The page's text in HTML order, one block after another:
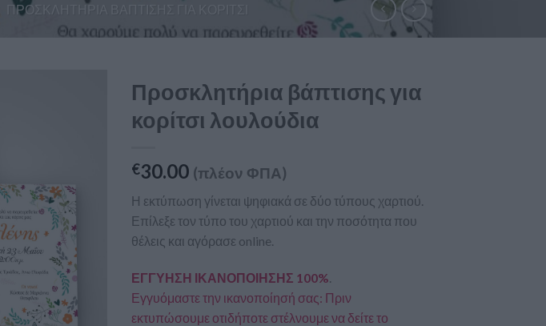
ΠΡΟΣΚΛΗΤΉΡΙΑ ΒΆΠΤΙΣΗΣ ΓΙΑ ΚΟΡΊΤΣΙ
Προσκλητήρια βάπτισης για
κορίτσι λουλούδια
€30.00 (πλέον ΦΠΑ)
Η εκτύπωση γίνεται ψηφιακά σε δύο τύπους χαρτιού.
Επίλεξε τον τύπο του χαρτιού και την ποσότητα που
θέλεις και αγόρασε online.
ΕΓΓΥΗΣΗ ΙΚΑΝΟΠΟΙΗΣΗΣ 100%
Εγγυόμαστε την ικανοποίησή σας: Πριν
εκτυπώσουμε οτιδήποτε στέλνουμε να δείτε το